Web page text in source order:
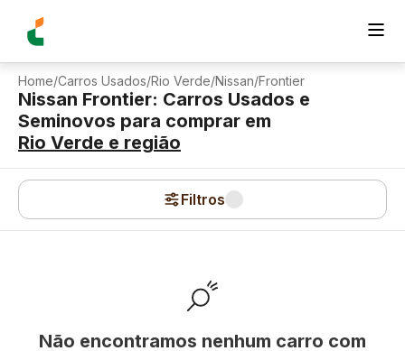
Home/Carros Usados/Rio Verde/Nissan/Frontier
Nissan Frontier: Carros Usados e
Seminovos para comprar em
Rio Verde e região
Filtros
Não encontramos nenhum carro com